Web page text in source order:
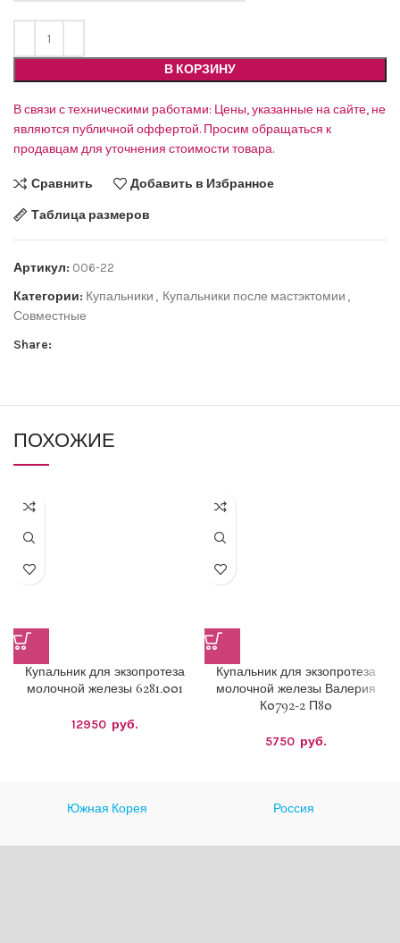
В КОРЗИНУ
В связи с техническими работами: Цены, указанные на сайте, не
являются публичной оффертой. Просим обращаться к
продавцам для уточнения стоимости товара.
Сравнить Добавить в Избранное
Таблица размеров
Артикул: 006-22
Категории: Купальники , Купальники после мастэктомии ,
Совместные
Share:
ПОХОЖИЕ
Купальник для экзопротеза
молочной железы 6281.001
12950 руб.
Купальник для экзопротеза
молочной железы Валерия
К0792-2 П80
5750 руб.
Южная Корея Россия